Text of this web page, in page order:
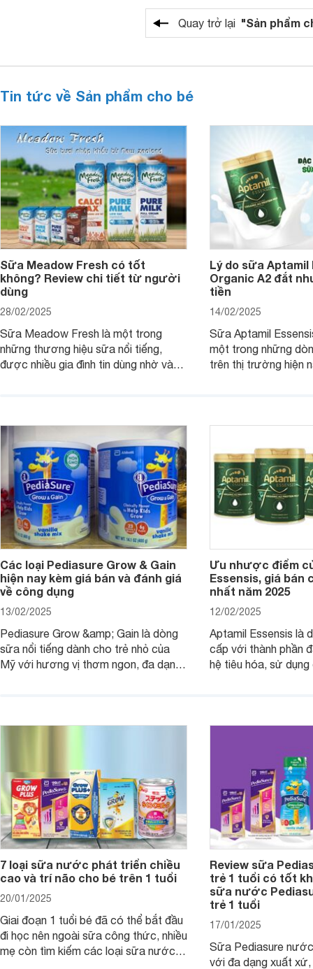
Quay trở lại "Sản phẩm
Tin tức về Sản phẩm cho bé
Sữa Meadow Fresh có tốt
không? Review chi tiết từ người
dùng
28/02/2025
Sữa Meadow Fresh là một trong
những thương hiệu sữa nổi tiếng,
được nhiều gia đình tin dùng nhờ vào
dưỡng có gì đặc biệt? Giá sữa
Meadow Fresh trên thị trường hiện
nay ra sao? Hãy cùng tìm hiểu ngay.
Lý do sữa Aptamil
Organic A2 đắt
tiền
14/02/2025
Sữa Aptamil
một trong những
trên thị trường hiện
hơn so với các
4 yếu tố sau.
Các loại Pediasure Grow & Gain
hiện nay kèm giá bán và đánh giá
về công dụng
13/02/2025
Pediasure Grow &amp; Gain là dòng
sữa nổi tiếng dành cho trẻ nhỏ của
Mỹ với hương vị thơm ngon, đa dạng
Pediasure Grow &amp; Gain hiện nay
Ưu nhược điểm
Essensis, giá bán
nhất năm 2025
12/02/2025
Aptamil Essensis là
cấp với thành phần
hệ tiêu hóa, sử
cùng Websosanh.vn
7 loại sữa nước phát triển chiều
cao và trí não cho bé trên 1 tuổi
20/01/2025
Giai đoạn 1 tuổi bé đã có thể bắt đầu
đi học nên ngoài sữa công thức, nhiều
mẹ còn tìm kiếm các loại sữa nước
Review sữa
trẻ 1 tuổi có tốt
sữa nước
trẻ 1 tuổi
17/01/2025
Sữa Pediasure
với đa dạng xuất